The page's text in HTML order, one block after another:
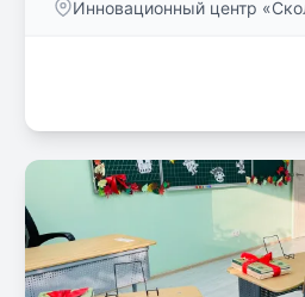
Инновационный центр